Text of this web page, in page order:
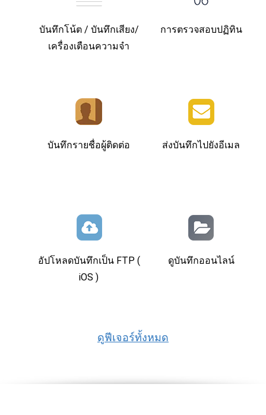
บันทึกโน้ต / บันทึกเสียง/
เครื่องเตือนความจำ
การตรวจสอบปฏิทิน
บันทึกรายชื่อผู้ติดต่อ ส่งบันทึกไปยังอีเมล
อัปโหลดบันทึกเป็น FTP (
iOS )
ดูบันทึกออนไลน์
ดูฟีเจอร์ทั้งหมด